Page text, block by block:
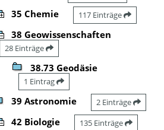
35 Chemie 117 Einträge
38 Geowissenschaften
28 Einträge
38.73 Geodäsie
1 Eintrag
39 Astronomie 2 Einträge
42 Biologie 135 Einträge